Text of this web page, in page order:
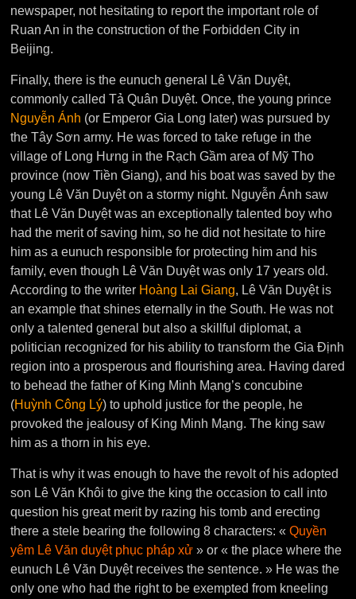
newspaper, not hesitating to report the important role of
Ruan An in the construction of the Forbidden City in
Beijing.
Finally, there is the eunuch general Lê Văn Duyệt,
commonly called Tả Quân Duyệt. Once, the young prince
Nguyễn Ánh (or Emperor Gia Long later) was pursued by
the Tây Sơn army. He was forced to take refuge in the
village of Long Hưng in the Rạch Gầm area of Mỹ Tho
province (now Tiền Giang), and his boat was saved by the
young Lê Văn Duyệt on a stormy night. Nguyễn Ánh saw
that Lê Văn Duyệt was an exceptionally talented boy who
had the merit of saving him, so he did not hesitate to hire
him as a eunuch responsible for protecting him and his
family, even though Lê Văn Duyệt was only 17 years old.
According to the writer Hoàng Lai Giang, Lê Văn Duyệt is
an example that shines eternally in the South. He was not
only a talented general but also a skillful diplomat, a
politician recognized for his ability to transform the Gia Định
region into a prosperous and flourishing area. Having dared
to behead the father of King Minh Mạng’s concubine
(Huỳnh Công Lý) to uphold justice for the people, he
provoked the jealousy of King Minh Mạng. The king saw
him as a thorn in his eye.
That is why it was enough to have the revolt of his adopted
son Lê Văn Khôi to give the king the occasion to call into
question his great merit by razing his tomb and erecting
there a stele bearing the following 8 characters: «Quyền
yêm Lê Văn duyệt phục pháp xử » or « the place where the
eunuch Lê Văn Duyệt receives the sentence. » He was the
only one who had the right to be exempted from kneeling